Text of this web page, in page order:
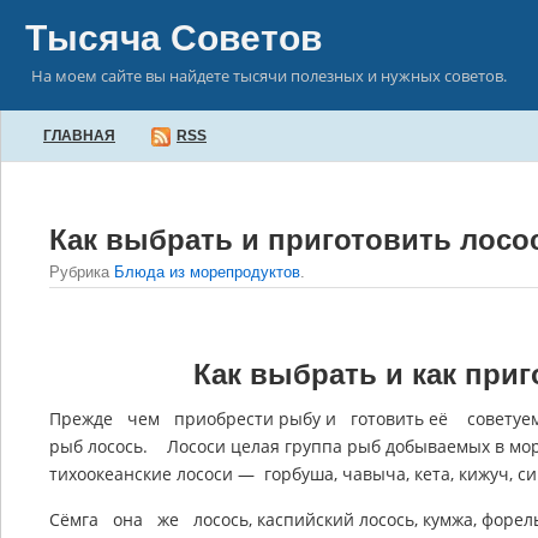
Тысяча Советов
На моем сайте вы найдете тысячи полезных и нужных советов.
ГЛАВНАЯ RSS
Как выбрать и приготовить
Рубрика Блюда из морепродуктов.
Как выбрать и как
Прежде чем приобрести рыбу и готовить её советуем
рыб лосось. Лососи целая группа рыб добываемых в
тихоокеанские лососи — горбуша, чавыча, кета, кижуч,
Сёмга она же лосось, каспийский лосось, кумжа,